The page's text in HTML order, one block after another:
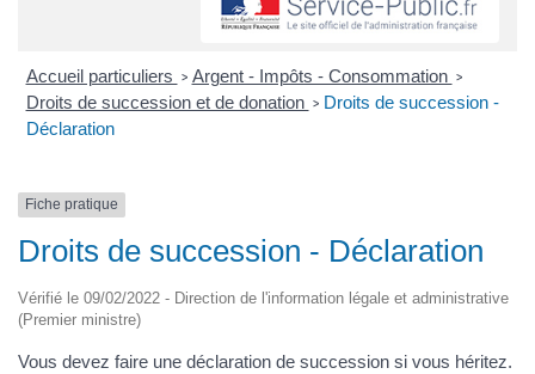
Accueil particuliers > Argent - Impôts - Consommation >
Droits de succession et de donation > Droits de succession -
Déclaration
Fiche pratique
Droits de succession - Déclaration
Vérifié le 09/02/2022 - Direction de l'information légale et administrative
(Premier ministre)
Vous devez faire une déclaration de succession si vous héritez.